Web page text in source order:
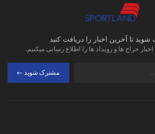
تا آخرین اخبار را دریافت کنید
حراج ها و رویداد ها را اطلاع رسانی میکنیم.
مشترک شوید